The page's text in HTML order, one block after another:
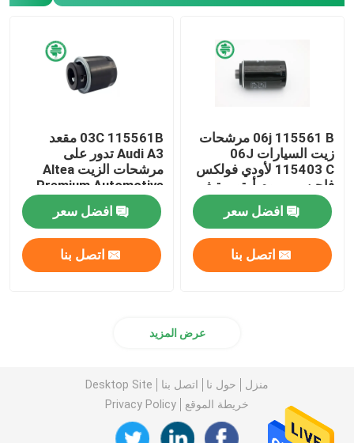
06j 115561 B مرشحات
زيت السيارات 06J
115403 C لأودي فولكس
فاجن بريميوم أوتوموتيف
افضل سعر
اتصل بنا
03C 115561B مقعد
Audi A3 تدور على
مرشحات الزيت Altea
Premium Automotive
للمعدن المكسور
افضل سعر
اتصل بنا
عرض المزيد
منزل حول نا اتصل بنا
Desktop Site
خريطة الموقع
Privacy Policy